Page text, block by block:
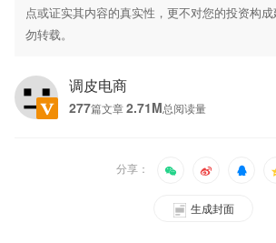
点或证实其内容的真实性，更不对您的投资构
勿转载。
调皮电商
277篇文章 2.71M总阅读量
分享：
生成封面